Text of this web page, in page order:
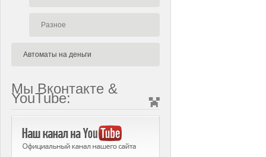
Разное
Автоматы на деньги
Мы Вконтакте &
YouTube: